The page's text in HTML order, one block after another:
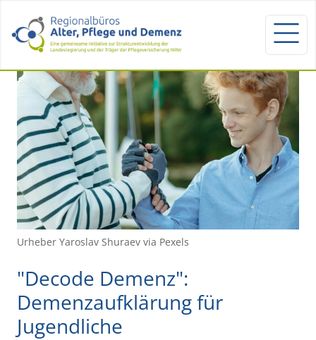
Urheber Yaroslav Shuraev via Pexels
"Decode Demenz":
Demenzaufklärung für
Jugendliche